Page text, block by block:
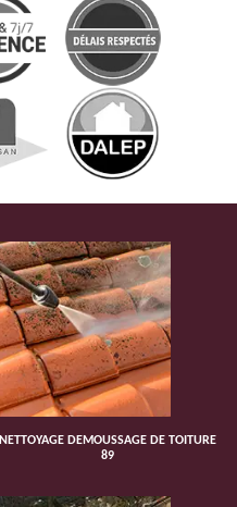
NETTOYAGE DEMOUSSAGE DE TOITURE
89